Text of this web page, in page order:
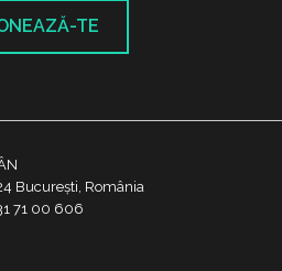
TE
București, România
71 00 606